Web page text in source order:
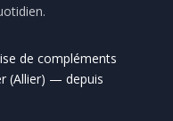
de compléments
(Allier) — depuis